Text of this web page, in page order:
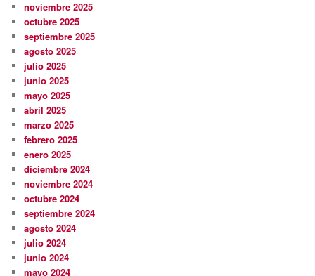
noviembre 2025
octubre 2025
septiembre 2025
agosto 2025
julio 2025
junio 2025
mayo 2025
abril 2025
marzo 2025
febrero 2025
enero 2025
diciembre 2024
noviembre 2024
octubre 2024
septiembre 2024
agosto 2024
julio 2024
junio 2024
mayo 2024